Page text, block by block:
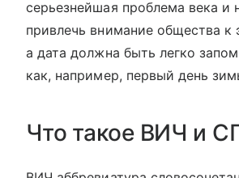
серьезнейшая проблема века и
привлечь внимание общества к
а дата должна быть легко
как, например, первый день
Что такое ВИЧ и